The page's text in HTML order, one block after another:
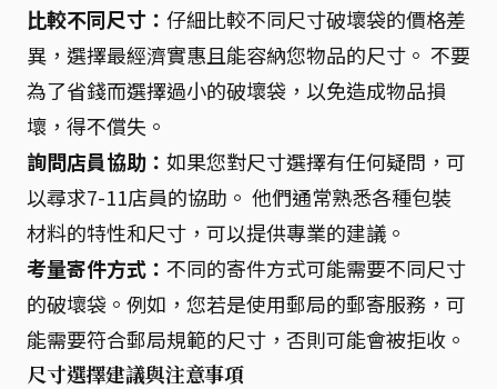
比較不同尺寸： 仔細比較不同尺寸破壞袋的價格差
異，選擇最經濟實惠且能容納您物品的尺寸。 不要
為了省錢而選擇過小的破壞袋，以免造成物品損
壞，得不償失。
詢問店員協助： 如果您對尺寸選擇有任何疑問，可
以尋求7-11店員的協助。 他們通常熟悉各種包裝
材料的特性和尺寸，可以提供專業的建議。
考量寄件方式： 不同的寄件方式可能需要不同尺寸
的破壞袋。例如，您若是使用郵局的郵寄服務，可
能需要符合郵局規範的尺寸，否則可能會被拒收。
尺寸選擇建議與注意事項